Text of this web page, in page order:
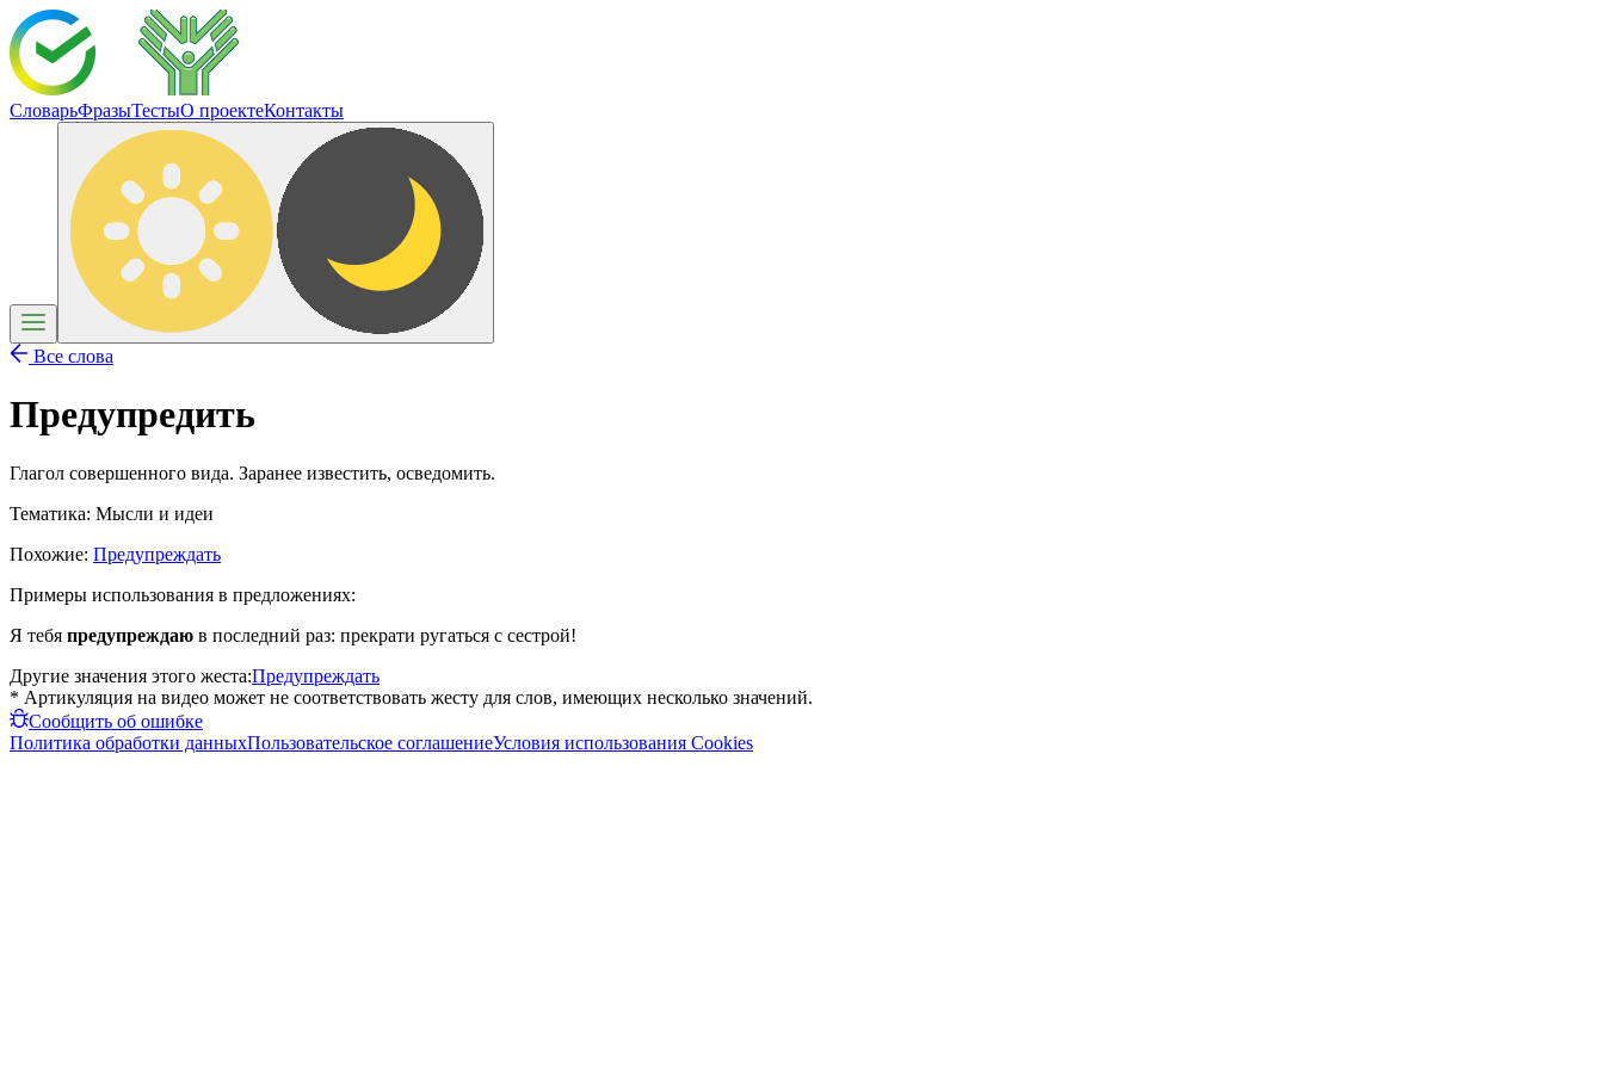
СловарьФразыТестыО проектеКонтакты
Все слова
Предупредить
Глагол совершенного вида. Заранее известить, осведомить.
Тематика: Мысли и идеи
Похожие: Предупреждать
Примеры использования в предложениях:
Я тебя предупреждаю в последний раз: прекрати ругаться с сестрой!
Другие значения этого жеста:Предупреждать
* Артикуляция на видео может не соответствовать жесту для слов, имеющих несколько значений.
Сообщить об ошибке
Политика обработки данныхПользовательское соглашениеУсловия использования Cookies